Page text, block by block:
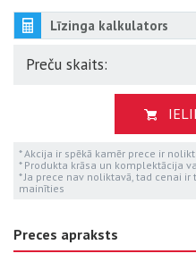
Līzinga kalkulators
Preču skaits:
* Akcija ir spēkā kamēr prece ir
* Produkta krāsa un komplektācija
* Ja prece nav noliktavā, tad cenai
mainīties
Preces apraksts